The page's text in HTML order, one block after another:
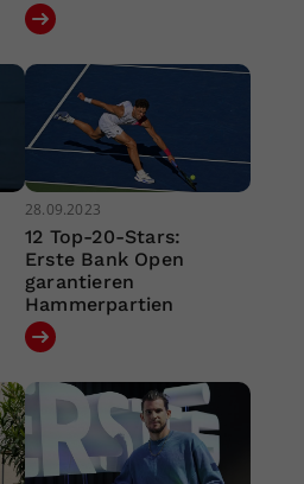
28.09.2023
12 Top-20-Stars:
Erste Bank Open
garantieren
Hammerpartien